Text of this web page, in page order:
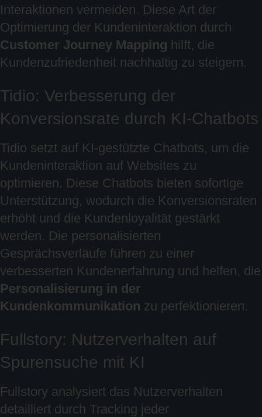
Interaktionen vermeiden. Diese Art der
Optimierung der Kundeninteraktion durch
Customer Journey Mapping hilft, die
Kundenzufriedenheit nachhaltig zu steigern.
Tidio: Verbesserung der
Konversionsrate durch KI-Chatbots
Tidio setzt auf KI-gestützte Chatbots, um die
Kundeninteraktion auf Websites zu
optimieren. Diese Chatbots bieten sofortige
Unterstützung, wodurch die Konversionsraten
erhöht und die Kundenloyalität gestärkt
werden. Die personalisierten
Gesprächsverläufe führen zu einer
verbesserten Kundenerfahrung und helfen, die
Personalisierung in der
Kundenkommunikation zu perfektionieren.
Fullstory: Nutzerverhalten auf
Spurensuche mit KI
Fullstory analysiert das Nutzerverhalten
detailliert durch Tracking jeder